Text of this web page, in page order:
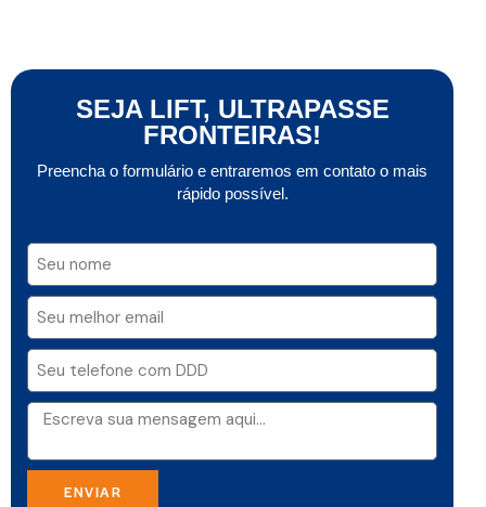
SEJA LIFT, ULTRAPASSE
FRONTEIRAS!
Preencha o formulário e entraremos em contato o mais
rápido possível.
ENVIAR